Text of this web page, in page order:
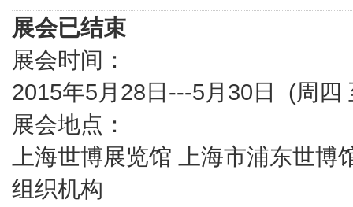
展会已结束
展会时间：
2015年5月28日---5月30日 (周
展会地点：
上海世博展览馆 上海市浦东世
组织机构